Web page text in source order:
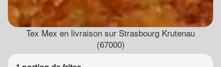
Tex Mex en livraison sur Strasbourg Krutenau
(67000)